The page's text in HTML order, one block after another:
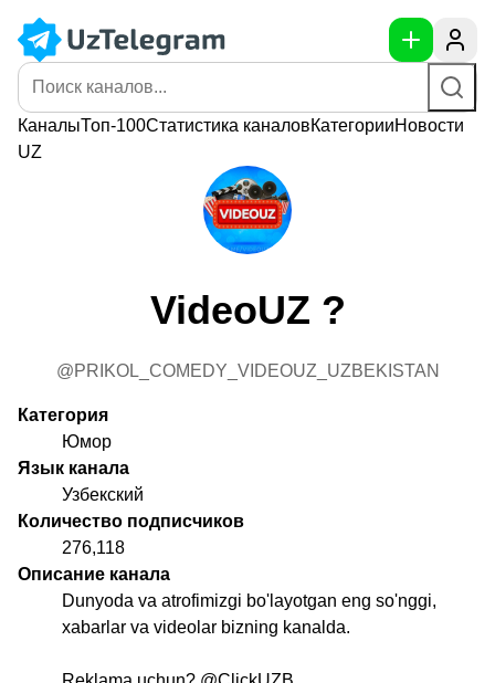
КаналыТоп-100Статистика каналовКатегорииНовости
UZ
VideoUZ ?
@PRIKOL_COMEDY_VIDEOUZ_UZBEKISTAN
Категория
Юмор
Язык канала
Узбекский
Количество подписчиков
276,118
Описание канала
Dunyoda va atrofimizgi bo'layotgan eng so'nggi,
xabarlar va videolar bizning kanalda.